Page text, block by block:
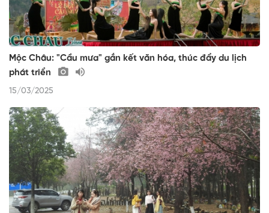
Mộc Châu: "Cầu mưa" gắn kết văn hóa, thúc đẩy du lịch
phát triển
15/03/2025